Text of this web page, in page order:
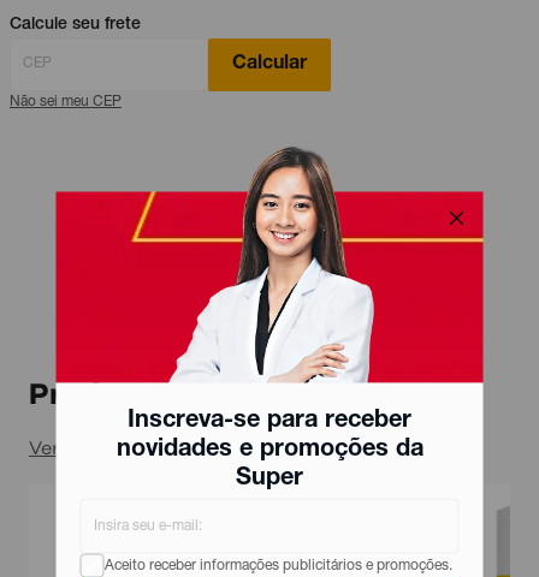
Inscreva-se para receber
novidades e promoções da
Super
Aceito receber informações publicitários e promoções.
Calcule seu frete
Calcular
Não sei meu CEP
Produtos relacionados
Ver todos